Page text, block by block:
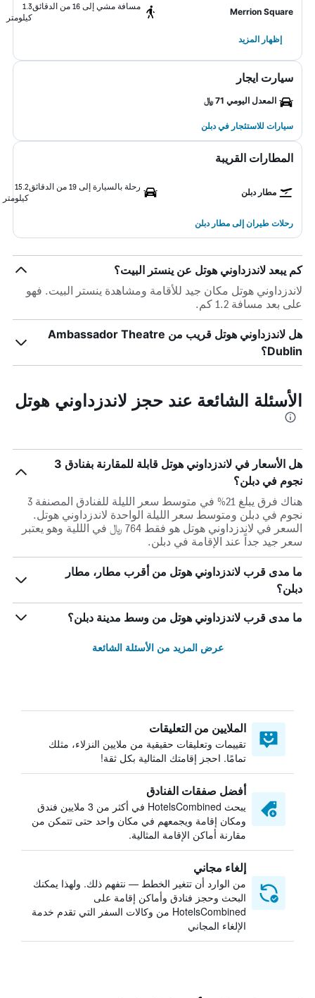
Merrion Square
مسافة مشي إلى 16 من الدقائق
1.3
كيلومتر
إظهار المزيد
سيارت ايجار
المعدل اليومي 71 ﷼
سيارات للاستئجار في دبلن
المطارات القريبة
مطار دبلن
رحلة بالسيارة إلى 19 من الدقائق
15.2
كيلومتر
رحلات طيران إلى مطار دبلن
كم يبعد لاندزداوني هوتل عن ينستر البيت؟
لاندزداوني هوتل مكان جيد للأقامة ومشاهدة ينستر البيت. فهو
على بعد مسافة 1.2 كم.
هل لاندزداوني هوتل قريب من Ambassador Theatre
Dublin؟
الأسئلة الشائعة عند حجز لاندزداوني هوتل
هل الأسعار في لاندزداوني هوتل قابلة للمقارنة بفنادق 3
نجوم في دبلن؟
هناك فرق يبلغ 21% في متوسط ​​سعر الليلة للفنادق المصنفة 3
نجوم في دبلن ومتوسط ​​سعر الليلة الواحدة لاندزداوني هوتل.
السعر في لاندزداوني هوتل هو فقط 764 ﷼ في الللية وهو يعتبر
سعر جيد جداً عند الإقامة في دبلن.
ما مدى قرب لاندزداوني هوتل من أقرب مطار، مطار
دبلن؟
ما مدى قرب لاندزداوني هوتل من وسط مدينة دبلن؟
عرض المزيد من الأسئلة الشائعة
الملايين من التعليقات
تقييمات وتعليقات حقيقية من ملايين النزلاء، مثلك
تمامًا. احجز إقامتك المثالية بكل ثقة!
أفضل صفقات الفنادق
يبحث HotelsCombined في أكثر من 3 ملايين فندق
ومكان إقامة ويجمعهم في مكان واحد حتى تتمكن من
مقارنة أماكن الإقامة المثالية.
إلغاء مجاني
من الوارد أن تتغير الخطط — نتفهم ذلك. ولهذا يمكنك
البحث وحجز فنادق وأماكن إقامة على
HotelsCombined من وكالات السفر التي تقدم خدمة
الإلغاء المجاني